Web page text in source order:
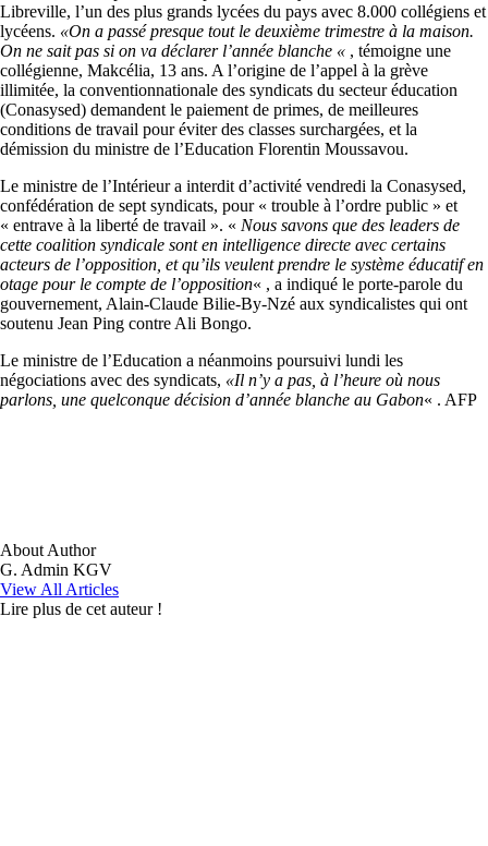
Libreville, l’un des plus grands lycées du pays avec 8.000 collégiens et
lycéens. «On a passé presque tout le deuxième trimestre à la maison.
On ne sait pas si on va déclarer l’année blanche « , témoigne une
collégienne, Makcélia, 13 ans. A l’origine de l’appel à la grève
illimitée, la conventionnationale des syndicats du secteur éducation
(Conasysed) demandent le paiement de primes, de meilleures
conditions de travail pour éviter des classes surchargées, et la
démission du ministre de l’Education Florentin Moussavou.
Le ministre de l’Intérieur a interdit d’activité vendredi la Conasysed,
confédération de sept syndicats, pour « trouble à l’ordre public » et
« entrave à la liberté de travail ». « Nous savons que des leaders de
cette coalition syndicale sont en intelligence directe avec certains
acteurs de l’opposition, et qu’ils veulent prendre le système éducatif en
otage pour le compte de l’opposition« , a indiqué le porte-parole du
gouvernement, Alain-Claude Bilie-By-Nzé aux syndicalistes qui ont
soutenu Jean Ping contre Ali Bongo.
Le ministre de l’Education a néanmoins poursuivi lundi les
négociations avec des syndicats, «Il n’y a pas, à l’heure où nous
parlons, une quelconque décision d’année blanche au Gabon« . AFP
About Author
G. Admin KGV
View All Articles
Lire plus de cet auteur !